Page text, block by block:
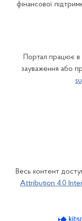
фінансової
Портал працює
зауваження або
Весь контент
Attribution 4.0